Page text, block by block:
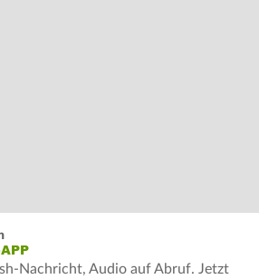
Nachricht, Audio auf Abruf. Jetzt